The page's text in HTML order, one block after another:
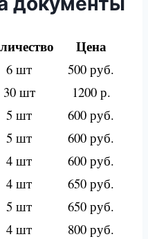
Цена
6 шт 500 руб.
30 шт
1200 р.
5 шт
600 руб.
5 шт
600 руб.
4 шт
600 руб.
4 шт
650 руб.
5 шт
650 руб.
4 шт
800 руб.